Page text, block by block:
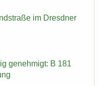
im Dresd­ner
ge­neh­migt: B 181